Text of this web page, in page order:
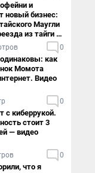
и
новый бизнес:
Маугли
из тайги в
0
как
Момота
Видео
0
с киберрукой.
стоит 3
— видео
0
что я